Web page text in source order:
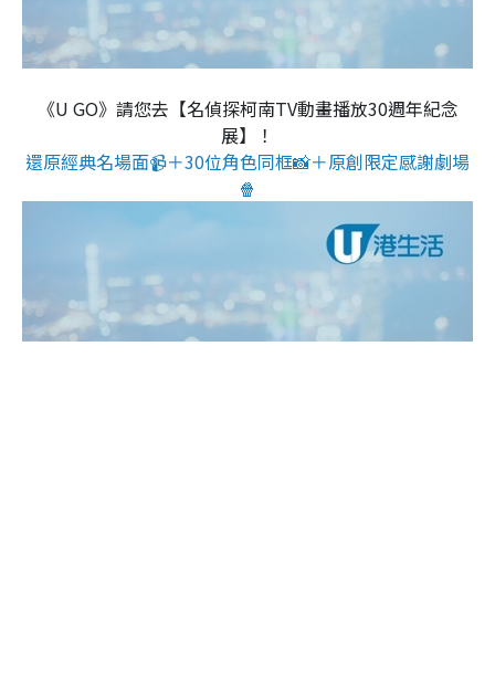
《U GO》請您去【名偵探柯南TV動畫播放30週年紀念
展】！
還原經典名場面📹＋30位角色同框📸＋原創限定感謝劇場
🍿